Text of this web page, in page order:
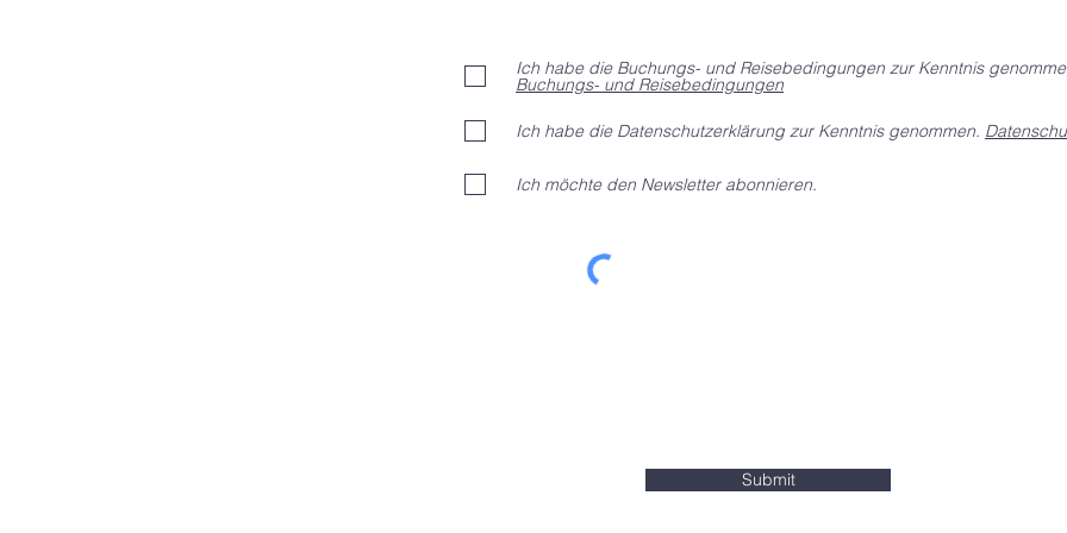
Ich habe die Buchungs- und Reisebedingungen zur Kenntnis
Buchungs- und Reisebedingungen
Ich habe die Datenschutzerklärung zur Kenntnis genommen.
Ich möchte den Newsletter abonnieren.
Submit